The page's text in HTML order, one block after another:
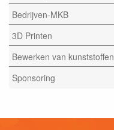
Bedrijven-MKB
3D Printen
Bewerken van kunststoffen
Sponsoring